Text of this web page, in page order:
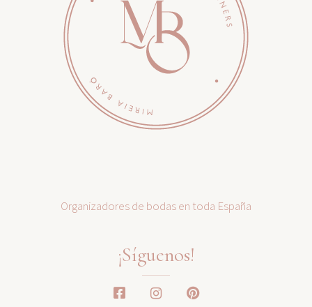
Organizadores de bodas en toda España
¡Síguenos!